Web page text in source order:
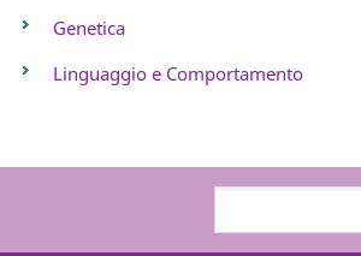
Genetica
Linguaggio e Comportamento